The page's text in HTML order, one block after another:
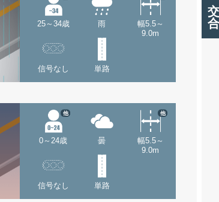
25～34歳 雨
幅5.5～
9.0m
信号なし 単路
0～24歳
他
曇
幅5.5～
9.0m
他
信号なし 単路
合